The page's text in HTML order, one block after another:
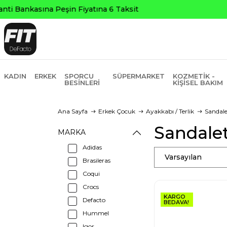
KADIN ERKEK
SPORCU
BESINLERI
SÜPERMARKET
KOZMETIK -
KIŞISEL BAKIM
Ana Sayfa Erkek Çocuk Ayakkabı / Terlik
MARKA
Adidas
Brasileras
Coqui
Crocs
Defacto
Hummel
Varsayılan
KARGO
BEDAVA!